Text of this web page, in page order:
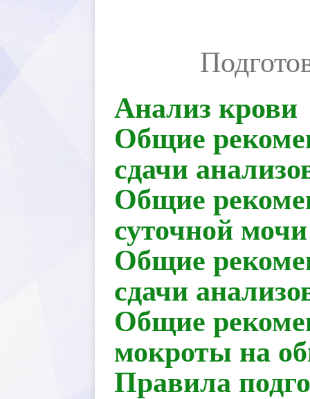
Анализ крови
Общие
сдачи
Общие
суточной
Общие
сдачи
Общие
мокроты на
Правила